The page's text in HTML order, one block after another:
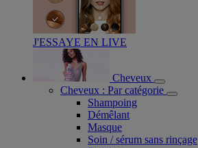
J'ESSAYE EN LIVE
Cheveux
Cheveux : Par catégorie
Shampoing
Démêlant
Masque
Soin / sérum sans rinçage